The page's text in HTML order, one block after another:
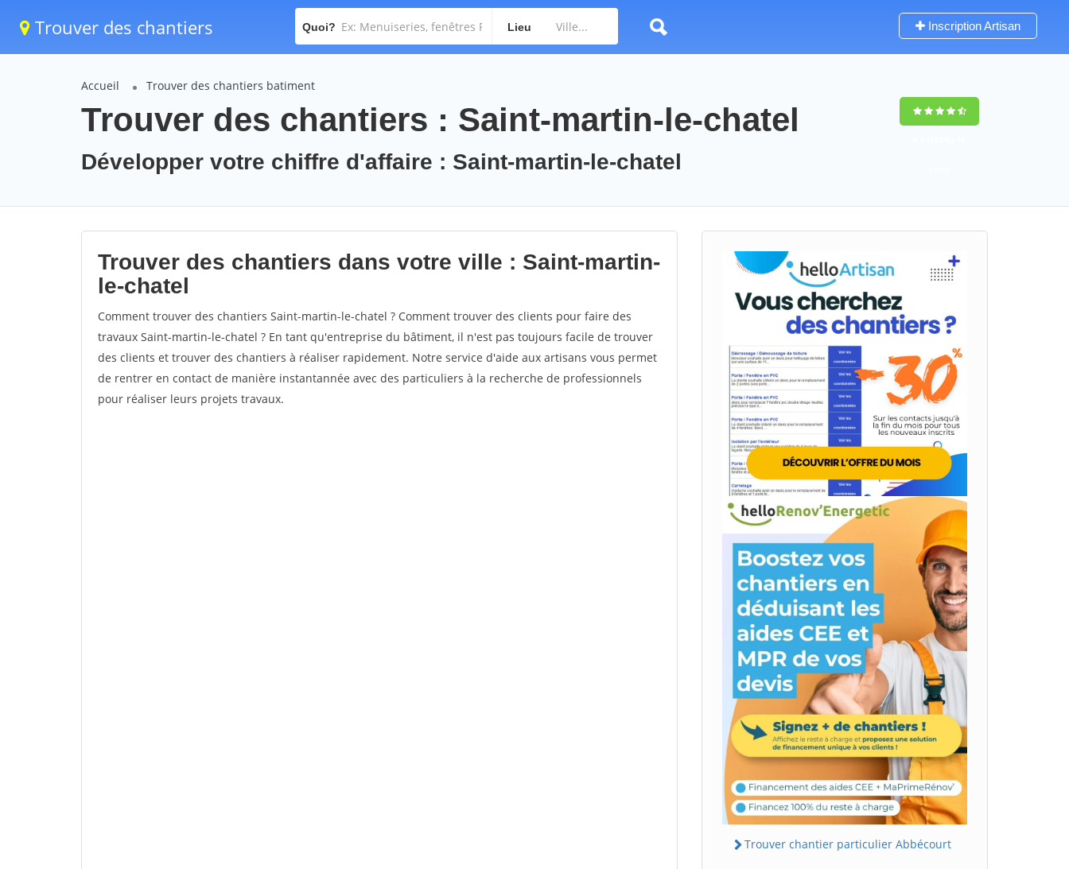
Trouver des chantiers Quoi? Lieu Inscription Artisan
Accueil Trouver des chantiers batiment
Trouver des chantiers : Saint-martin-le-chatel
Développer votre chiffre d'affaire : Saint-martin-le-chatel
Trouver des chantiers dans votre ville : Saint-martin-
le-chatel
Comment trouver des chantiers Saint-martin-le-chatel ? Comment trouver des clients pour faire des
travaux Saint-martin-le-chatel ? En tant qu'entreprise du bâtiment, il n'est pas toujours facile de trouver
des clients et trouver des chantiers à réaliser rapidement. Notre service d'aide aux artisans vous permet
de rentrer en contact de manière instantannée avec des particuliers à la recherche de professionnels
pour réaliser leurs projets travaux.
Trouver chantier particulier Abbécourt